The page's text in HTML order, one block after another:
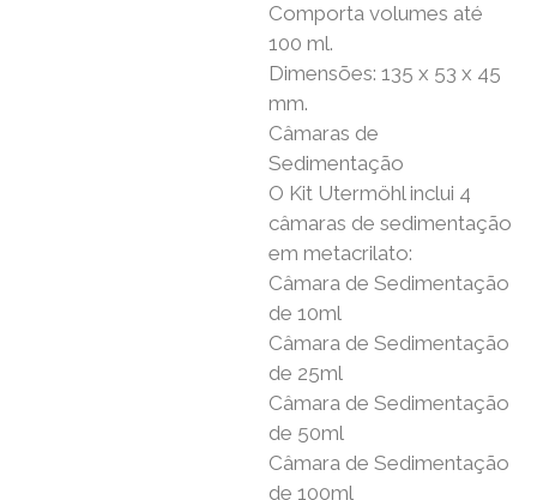
Comporta volumes até
100 ml.
Dimensões: 135 x 53 x 45
mm.
Câmaras de
Sedimentação
O Kit Utermöhl inclui 4
câmaras de sedimentação
em metacrilato:
Câmara de Sedimentação
de 10ml
Câmara de Sedimentação
de 25ml
Câmara de Sedimentação
de 50ml
Câmara de Sedimentação
de 100ml